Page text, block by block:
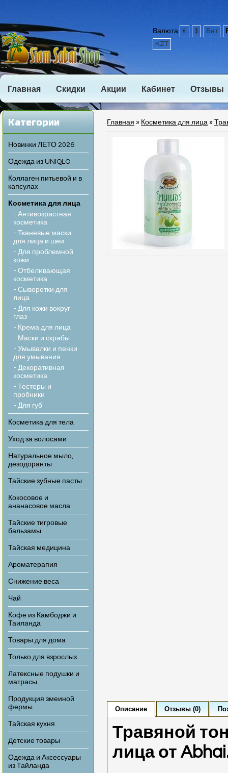
Валюта € $ Бат
KZT
Главная Скидки Акции Кабинет Отзывы
Категории
Новинки ЛЕТО 2026
Одежда из UNIQLO
Коллаген питьевой и в
капсулах
Косметика для лица
- Антивозрастная
косметика
- Тканевые маски
для лица и шеи
- Для проблемной
кожи
- Отбеливающая
косметика
- Сыворотки для
лица
- Для кожи вокруг
глаз
- Крема для лица
- Маски и скрабы
- Умывалки и пенки
для умывания
- Декоративная
косметика
- Тестеры и
пробники
- Для губ
Косметика для тела
Уход за волосами
Натуральное мыло,
дезодоранты
Тайские зубные пасты
Кокосовое и
ананасовое масла
Тайские тигровые
бальзамы
Тайская медицина
Ароматерапия
Снижение веса
Чай
Кофе из Камбоджи и
Таиланда
Товары для дома
Только для взрослых
Латексные подушки и
матрасы
Продукция змеиной
фермы
Тайская кухня
Детские товары
Одежда и Аксессуары
из Тайланда
Главная » Косметика для лица »
Описание Отзывы (0)
Травяной
лица от